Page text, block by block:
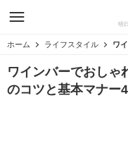
明
ホーム ライフスタイル
ワインバーでおしゃ
のコツと基本マナー